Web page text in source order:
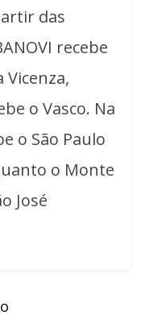
das
recebe
o Vasco. Na
o São Paulo
o Monte
José